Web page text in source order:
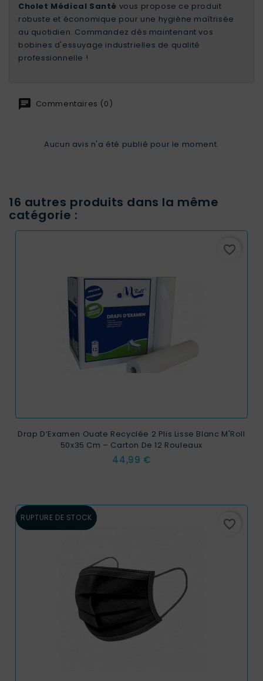
Cholet Médical Santé vous propose ce produit
robuste et économique pour une hygiène maîtrisée
au quotidien. Commandez dès maintenant vos
bobines d'essuyage industrielles de qualité
professionnelle !
Commentaires (0)
Aucun avis n'a été publié pour le moment.
16 autres produits dans la même
catégorie :
favorite_border
Drap D’Examen Ouate Recyclée 2 Plis Lisse Blanc M'Roll
50x35 Cm – Carton De 12 Rouleaux
Prix
44,99 €
RUPTURE DE STOCK favorite_border